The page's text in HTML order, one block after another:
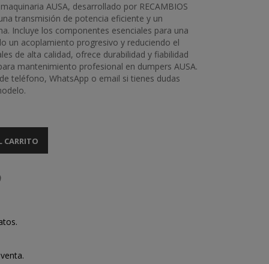
AUSA, desarrollado por RECAMBIOS
transmisión de potencia eficiente y un
Incluye los componentes esenciales para una
un acoplamiento progresivo y reduciendo el
de alta calidad, ofrece durabilidad y fiabilidad
mantenimiento profesional en dumpers AUSA.
teléfono, WhatsApp o email si tienes dudas
CARRITO